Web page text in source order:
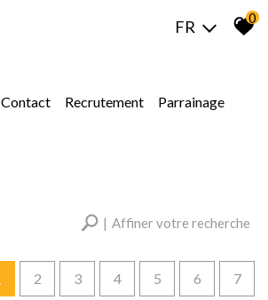
FR 0
contact recrutement parrainage
Affiner votre recherche
2 3 4 5 6 7